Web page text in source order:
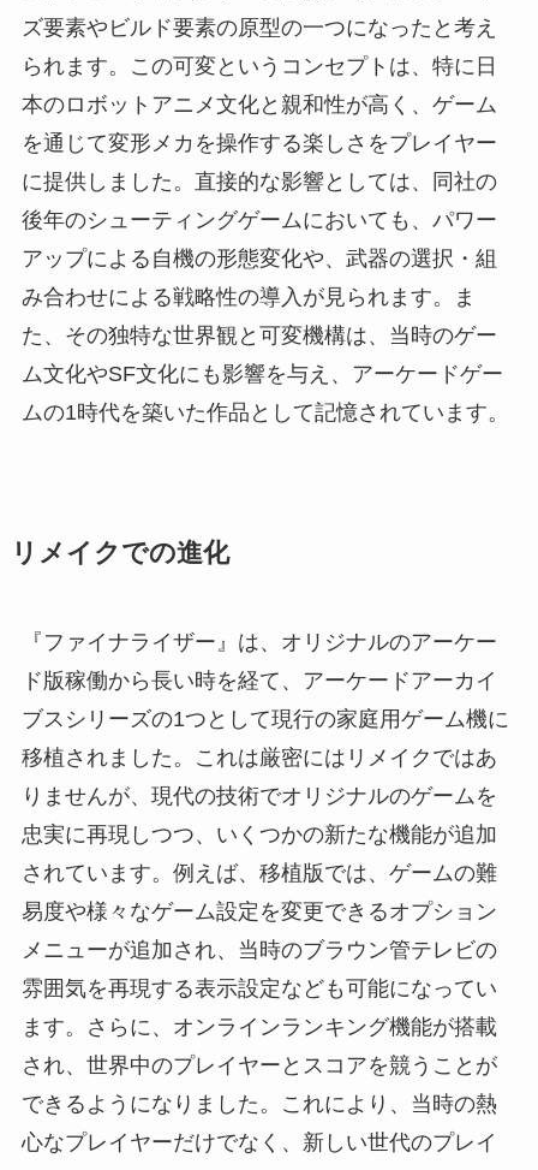
ズ要素やビルド要素の原型の一つになったと考え
られます。この可変というコンセプトは、特に日
本のロボットアニメ文化と親和性が高く、ゲーム
を通じて変形メカを操作する楽しさをプレイヤー
に提供しました。直接的な影響としては、同社の
後年のシューティングゲームにおいても、パワー
アップによる自機の形態変化や、武器の選択・組
み合わせによる戦略性の導入が見られます。ま
た、その独特な世界観と可変機構は、当時のゲー
ム文化やSF文化にも影響を与え、アーケードゲー
ムの1時代を築いた作品として記憶されています。
リメイクでの進化
『ファイナライザー』は、オリジナルのアーケー
ド版稼働から長い時を経て、アーケードアーカイ
ブスシリーズの1つとして現行の家庭用ゲーム機に
移植されました。これは厳密にはリメイクではあ
りませんが、現代の技術でオリジナルのゲームを
忠実に再現しつつ、いくつかの新たな機能が追加
されています。例えば、移植版では、ゲームの難
易度や様々なゲーム設定を変更できるオプション
メニューが追加され、当時のブラウン管テレビの
雰囲気を再現する表示設定なども可能になってい
ます。さらに、オンラインランキング機能が搭載
され、世界中のプレイヤーとスコアを競うことが
できるようになりました。これにより、当時の熱
心なプレイヤーだけでなく、新しい世代のプレイ